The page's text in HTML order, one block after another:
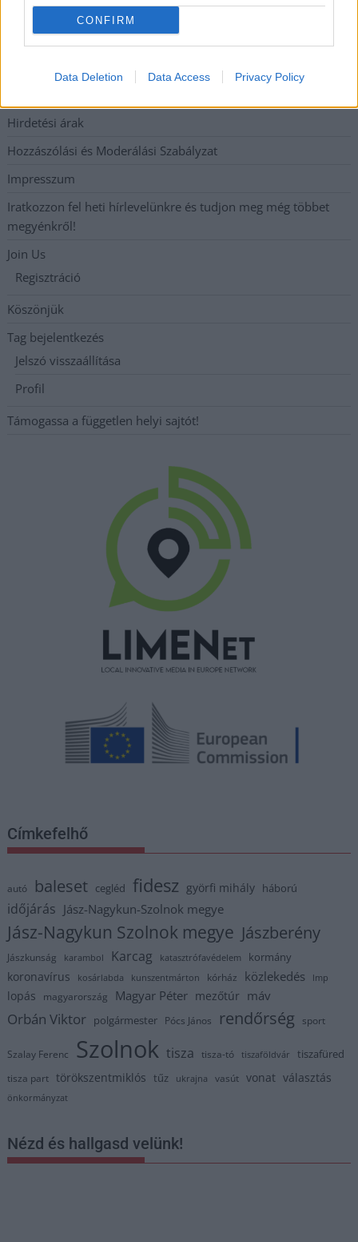
CONFIRM
Data Deletion Data Access Privacy Policy
Elérhetőség
Hirdetési árak
Hozzászólási és Moderálási Szabályzat
Impresszum
Iratkozzon fel heti hírlevelünkre és tudjon meg még többet
megyénkről!
Join Us
Regisztráció
Köszönjük
Tag bejelentkezés
Jelszó visszaállítása
Profil
Támogassa a független helyi sajtót!
Címkefelhő
autó baleset cegléd fidesz györfi mihály háború
időjárás Jász-Nagykun-Szolnok megye
Jász-Nagykun Szolnok megye Jászberény
Jászkunság karambol Karcag katasztrófavédelem kormány
koronavírus kosárlabda kunszentmárton kórház közlekedés lmp
lopás magyarország Magyar Péter mezőtúr máv
Orbán Viktor polgármester Pócs János rendőrség sport
Szalay Ferenc Szolnok tisza tisza-tó tiszaföldvár tiszafüred
tisza part törökszentmiklós tűz ukrajna vasút vonat választás
önkormányzat
Nézd és hallgasd velünk!